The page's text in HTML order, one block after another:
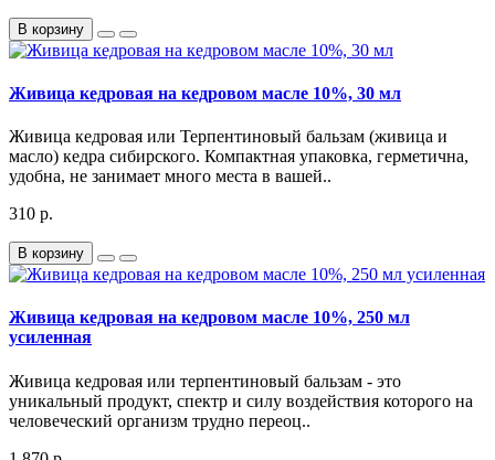
В корзину
Живица кедровая на кедровом масле 10%, 30 мл
Живица кедровая или Терпентиновый бальзам (живица и
масло) кедра сибирского. Компактная упаковка, герметична,
удобна, не занимает много места в вашей..
310 р.
В корзину
Живица кедровая на кедровом масле 10%, 250 мл
усиленная
Живица кедровая или терпентиновый бальзам - это
уникальный продукт, спектр и силу воздействия которого на
человеческий организм трудно переоц..